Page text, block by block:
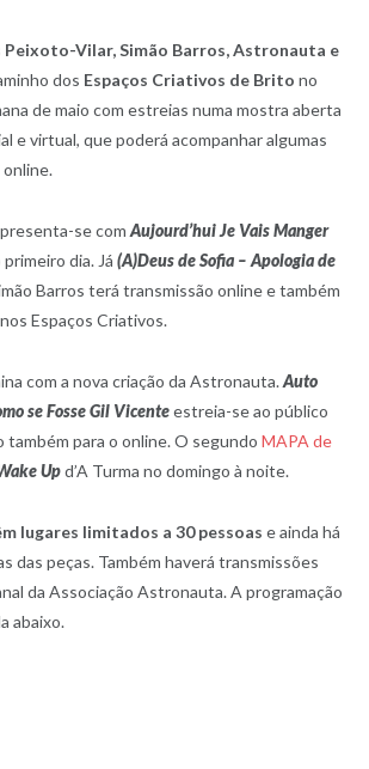
Peixoto-Vilar, Simão Barros, Astronauta e
dos Espaços Criativos de Brito no
de maio com estreias numa mostra aberta
e virtual, que poderá acompanhar algumas
se com Aujourd’hui Je Vais Manger
dia. Já (A)Deus de Sofia – Apologia de
Barros terá transmissão online e também
Espaços Criativos.
com a nova criação da Astronauta.Auto
se Fosse Gil Vicenteestreia-se ao público
também para o online. O segundo MAPA de
Upd’A Turma no domingo à noite.
lugares limitados a 30 pessoas e ainda há
das peças. Também haverá transmissões
da Associação Astronauta. A programação
abaixo.